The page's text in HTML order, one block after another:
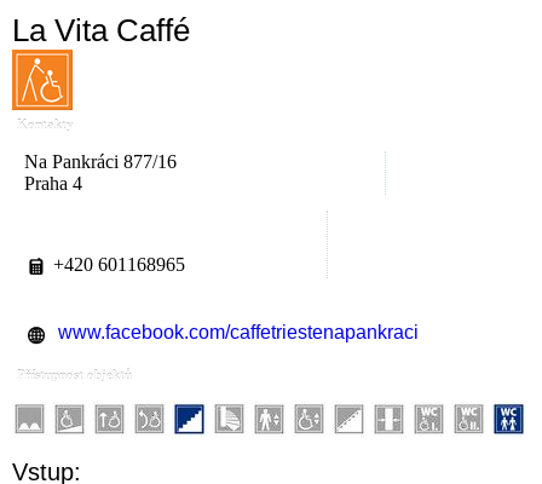
La Vita Caffé
Kontakty
Na Pankráci 877/16
Praha 4
+420 601168965
www.facebook.com/caffetriestenapankraci
Přístupnost objektů
Vstup: